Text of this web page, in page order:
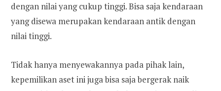
dengan nilai yang cukup tinggi. Bisa saja kendaraan
yang disewa merupakan kendaraan antik dengan
nilai tinggi.
Tidak hanya menyewakannya pada pihak lain,
kepemilikan aset ini juga bisa saja bergerak naik